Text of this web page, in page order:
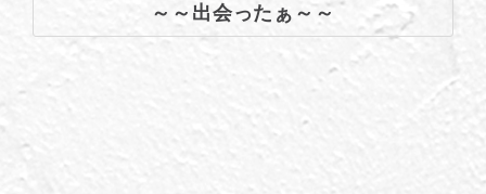
～～出会ったぁ～～